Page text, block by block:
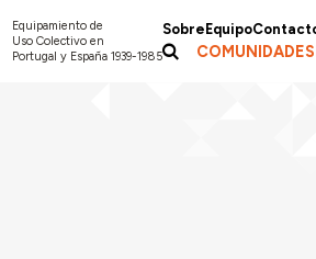
Equipamiento de
Uso Colectivo en
Portugal y España 1939-1985
Sobre Equipo
COMUNIDADES